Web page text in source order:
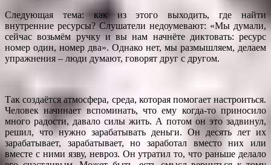
Следующая тема: как из этого выходить, где найти
внутренние ресурсы? Слушатели недоумевают: «Мы думали,
сейчас возьмём ручку и вы нам начнёте диктовать: ресурс
номер один, номер два». Однако нет, мы размышляем, делаем
упражнения – люди думают, говорят друг с другом.
Так создаётся атмосфера, среда, которая помогает настроиться.
Человек начинает вспоминать, что ему когда-то приносило
много радости, давало силы жить. А потом он это задвинул,
решил, что нужно зарабатывать деньги. Он десять лет их
зарабатывает, зарабатывает, но заработал вместо них или
вместе с ними язву, невроз. Он утратил то, что раньше делало